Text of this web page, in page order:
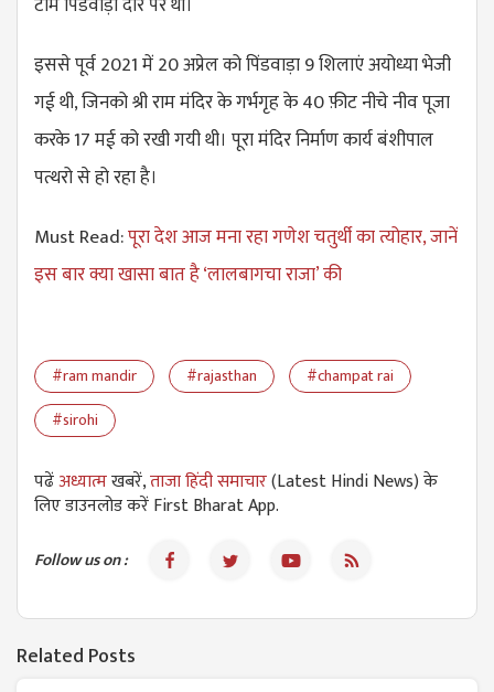
इससे पूर्व 2021 में 20 अप्रेल को पिंडवाड़ा 9 शिलाएं अयोध्या भेजी
गई थी, जिनको श्री राम मंदिर के गर्भगृह के 40 फ़ीट नीचे नीव पूजा
करके 17 मई को रखी गयी थी। पूरा मंदिर निर्माण कार्य बंशीपाल
पत्थरो से हो रहा है।
Must Read:पूरा देश आज मना रहा गणेश चतुर्थी का त्योहार, जानें
इस बार क्या खासा बात है ‘लालबागचा राजा’ की
#ram mandir #rajasthan
#champat rai
#sirohi
पढेंअध्यात्मखबरें,ताजा हिंदी समाचार(Latest Hindi News) के
लिए डाउनलोड करें First Bharat App.
Follow us on :
Related Posts